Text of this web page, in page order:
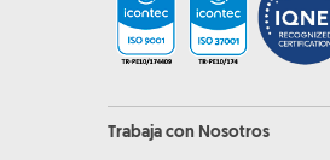
Trabaja con Nosotros